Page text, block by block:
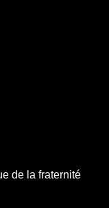
de la fraternité